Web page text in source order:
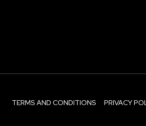
TERMS AND CONDITIONS PRIVACY